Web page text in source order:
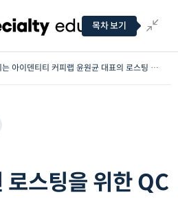
Strength Level, 생두별 특징을 살리는 아이덴티티 커피랩 윤원균 대표의 로스팅 클래스
스팅을 위한 QC